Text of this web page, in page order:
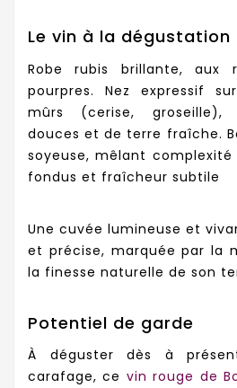
Le vin à la dégustation
Robe rubis brillante, aux
pourpres. Nez expressif
mûrs (cerise, groseille),
douces et de terre fraîche.
soyeuse, mêlant
fondus et fraîcheur subtile
Une cuvée lumineuse et
et précise, marquée par la
la finesse naturelle de son
Potentiel de garde
À déguster dès à
carafage, ce vin rouge de